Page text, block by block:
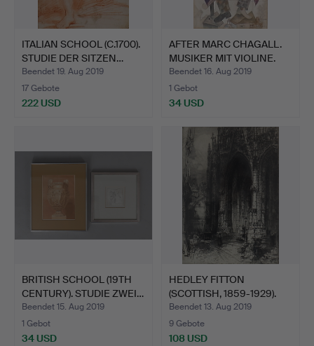
ITALIAN SCHOOL (C.1700).
STUDIE DER SITZEN…
Beendet 19. Aug 2019
17 Gebote
222 USD
AFTER MARC CHAGALL.
MUSIKER MIT VIOLINE.
Beendet 16. Aug 2019
1 Gebot
34 USD
BRITISH SCHOOL (19TH
CENTURY). STUDIE ZWEI…
Beendet 15. Aug 2019
1 Gebot
34 USD
HEDLEY FITTON
(SCOTTISH, 1859-1929).
ROUEN…
Beendet 13. Aug 2019
9 Gebote
108 USD